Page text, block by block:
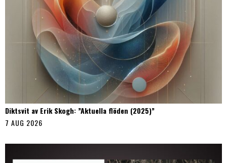
Diktsvit av Erik Skogh: ”Aktuella flöden (2025)”
7 AUG 2026